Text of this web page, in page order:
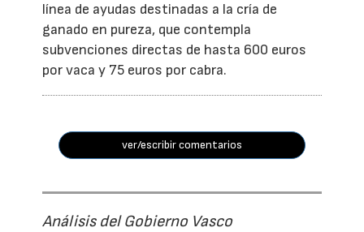
línea de ayudas destinadas a la cría de
ganado en pureza, que contempla
subvenciones directas de hasta 600 euros
por vaca y 75 euros por cabra.
ver/escribir comentarios
Análisis del Gobierno Vasco